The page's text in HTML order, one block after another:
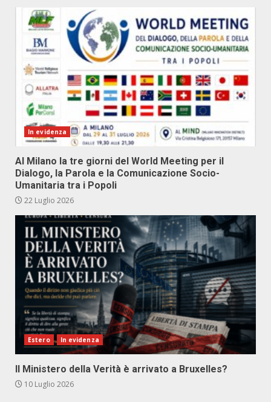
In evidenza
Al Milano la tre giorni del World Meeting per il
Dialogo, la Parola e la Comunicazione Socio-
Umanitaria tra i Popoli
22 Luglio 2026
Estero In evidenza
Il Ministero della Verità è arrivato a Bruxelles?
10 Luglio 2026